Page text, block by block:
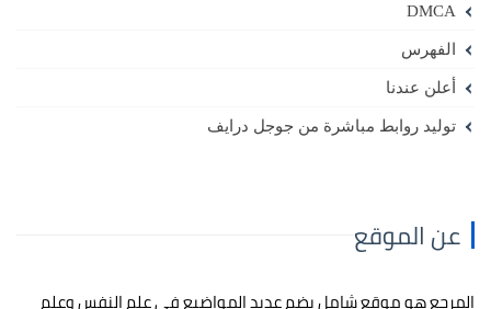
DMCA
الفهرس
أعلن عندنا
توليد روابط مباشرة من جوجل درايف
عن الموقع
المرجع هو موقع شامل يضم عديد المواضيع في علم النفس وعلم